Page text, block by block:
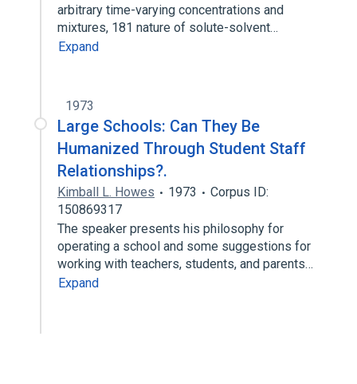
arbitrary time-varying concentrations and
mixtures, 181 nature of solute-solvent…
Expand
1973
Large Schools: Can They Be
Humanized Through Student Staff
Relationships?.
Kimball L. Howes 1973
Corpus ID:
150869317
The speaker presents his philosophy for
operating a school and some suggestions for
working with teachers, students, and parents…
Expand